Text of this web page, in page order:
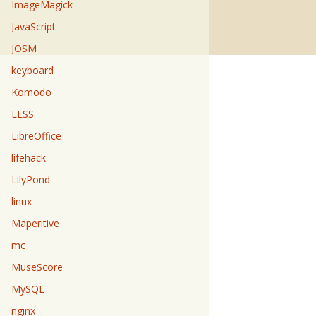
ImageMagick
JavaScript
JOSM
keyboard
Komodo
LESS
LibreOffice
lifehack
LilyPond
linux
Maperitive
mc
MuseScore
MySQL
nginx